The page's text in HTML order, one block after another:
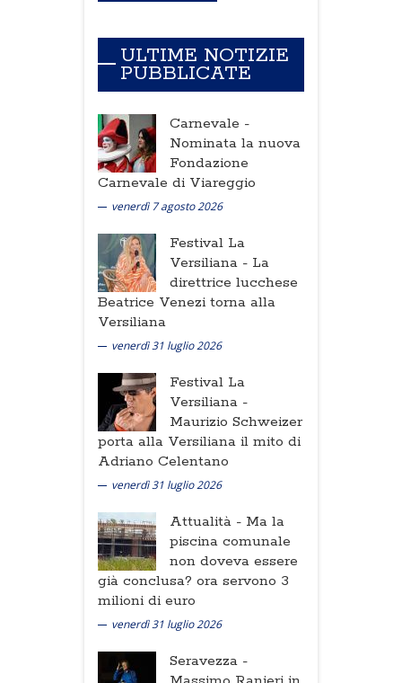
ULTIME NOTIZIE
PUBBLICATE
Carnevale -
Nominata la nuova
Fondazione
Carnevale di Viareggio
venerdì 7 agosto 2026
Festival La
Versiliana - La
direttrice lucchese
Beatrice Venezi torna alla
Versiliana
venerdì 31 luglio 2026
Festival La
Versiliana -
Maurizio Schweizer
porta alla Versiliana il mito di
Adriano Celentano
venerdì 31 luglio 2026
Attualità - Ma la
piscina comunale
non doveva essere
già conclusa? ora servono 3
milioni di euro
venerdì 31 luglio 2026
Seravezza -